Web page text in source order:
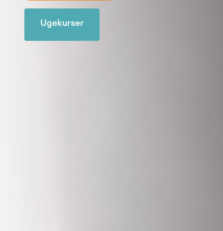
Ugekurser